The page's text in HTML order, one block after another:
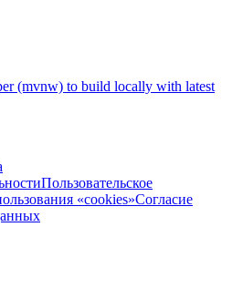
(mvnw) to build locally with latest
Пользовательское
«cookies»Согласие